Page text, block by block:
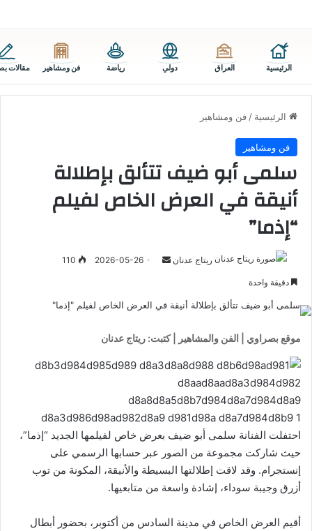
الرئيسية العراق دولي رياضة فن ومشاهير مقالات
الرئيسية / فن ومشاهير
فن ومشاهير
سلمى أبو ضيف تتألق بإطلالة
أنيقة في العرض الخاص لفيلم
“إذما”
ريتاج عدنان
أرسل 2026-05-26
دقيقة واحدة
موقع بصراوي | الفن والمشاهير | كتبت: ريتاج عدنان
احتفلت الفنانة سلمى أبو ضيف بعرض خاص لفيلمها الجديد “إذما”،
حيث شاركت مجموعة من الصور عبر حسابها الرسمي على
إنستجرام. وقد لاقت إطلالتها البسيطة والأنيقة، المكونة من توب
أزرق وجيبة سوداء، إشادة واسعة من متابعيها.
أقيم العرض الخاص في مدينة السادس من أكتوبر، بحضور أبطال